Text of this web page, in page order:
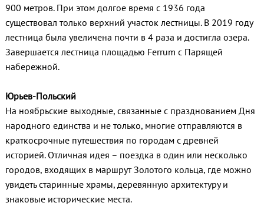
900 метров. При этом долгое время с 1936 года
существовал только верхний участок лестницы. В 2019 году
лестница была увеличена почти в 4 раза и достигла озера.
Завершается лестница площадью Ferrum с Парящей
набережной.
Юрьев-Польский
На ноябрьские выходные, связанные с празднованием Дня
народного единства и не только, многие отправляются в
краткосрочные путешествия по городам с древней
историей. Отличная идея – поездка в один или несколько
городов, входящих в маршрут Золотого кольца, где можно
увидеть старинные храмы, деревянную архитектуру и
знаковые исторические места.